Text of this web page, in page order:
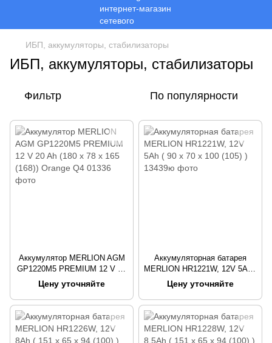
ИБП, аккумуляторы, стабилизаторы
ИБП, аккумуляторы, стабилизаторы
Фильтр По популярности
Аккумулятор MERLION AGM
GP1220M5 PREMIUM 12 V 20
Ah (180 x 78 x 165 (168))
Orange Q4
Цену уточняйте
Аккумуляторная батарея
MERLION HR1221W, 12V 5Ah (
90 х 70 х 100 (105) )
Цену уточняйте